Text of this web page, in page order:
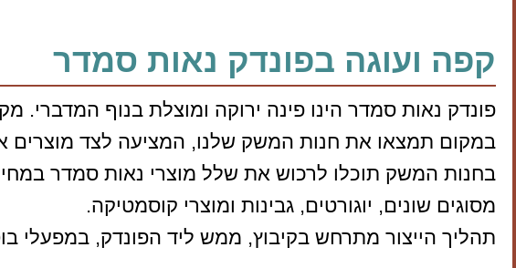
קפה ועוגה בפונדק נאות סמדר
פונדק נאות סמדר הינו פינה ירוקה ומוצלת בנוף המדברי.
במקום תמצאו את חנות המשק שלנו, המציעה לצד מוצרים
בחנות המשק תוכלו לרכוש את שלל מוצרי נאות סמדר
מסוגים שונים, יוגורטים, גבינות ומוצרי קוסמטיקה.
תהליך הייצור מתרחש בקיבוץ, ממש ליד הפונדק, במפעלי